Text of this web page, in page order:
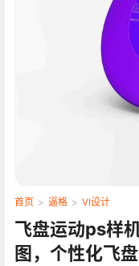
首页 > 逼格 > VI设计
飞盘运动ps样
图，个性化飞